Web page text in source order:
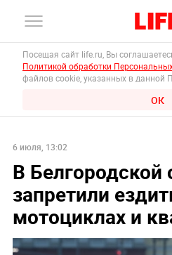
Посещая сайт life.ru, Вы
Политикой обработки
файлов cookie, указанных в данной
ОК
6 июля, 13:02
В Белгородской
запретили
мотоциклах и